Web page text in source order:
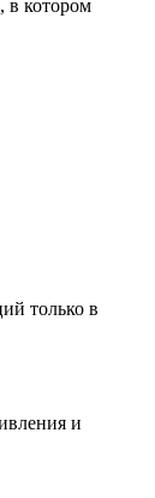
в котором
только в
и